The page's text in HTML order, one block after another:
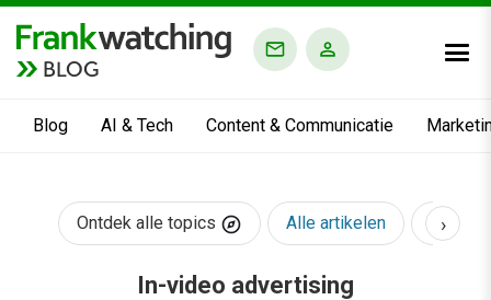
BLOG
Blog AI & Tech Content & Communicatie
Ontdek alle topics Alle artikelen AI &
›
In-video advertising